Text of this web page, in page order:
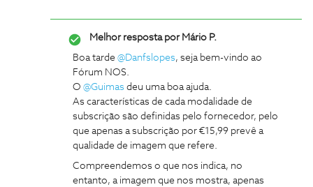
Melhor resposta porMário P.
Boa tarde @Danfslopes, seja bem-vindo ao
Fórum NOS.
O @Guimas deu uma boa ajuda.
As características de cada modalidade de
subscrição são definidas pelo fornecedor, pelo
que apenas a subscrição por €15,99 prevê a
qualidade de imagem que refere.
Compreendemos o que nos indica, no
entanto, a imagem que nos mostra, apenas